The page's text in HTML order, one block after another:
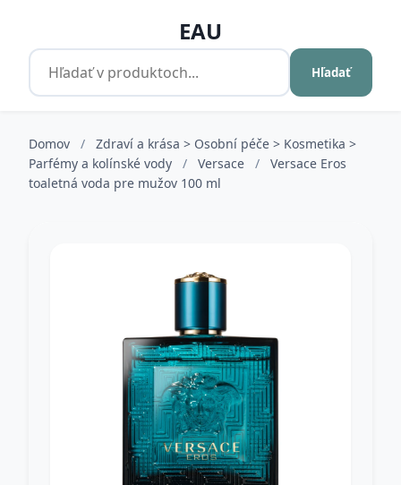
EAU
Hľadať
Domov /
Zdraví a krása > Osobní péče > Kosmetika >
Parfémy a kolínské vody
/ Versace /
Versace Eros
toaletná voda pre mužov 100 ml